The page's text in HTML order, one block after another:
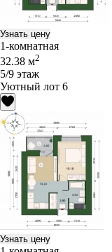
Узнать цену
1-комнатная
32.38 м2
5/9 этаж
Уютный лот 6
Узнать цену